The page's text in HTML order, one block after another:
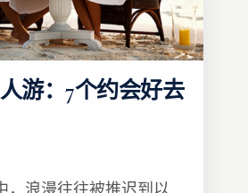
游：7个约会好去